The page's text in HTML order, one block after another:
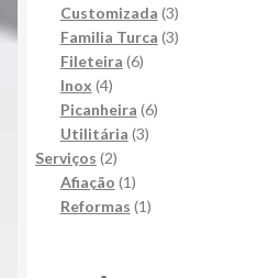
produto
Customizada 33
produtos
Familia Turca 33
Fileteira 66
Inox 44
produtos
Picanheira 66
Utilitária 33
Serviços 22
produtos
Afiação 11
produto
Reformas 11